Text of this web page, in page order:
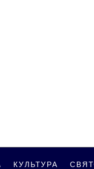
КУЛЬТУРА